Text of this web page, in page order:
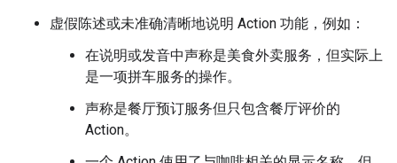
虚假陈述或未准确清晰地说明 Action 功能，例如：
在说明或发音中声称是美食外卖服务，但实际上
是一项拼车服务的操作。
声称是餐厅预订服务但只包含餐厅评价的
Action。